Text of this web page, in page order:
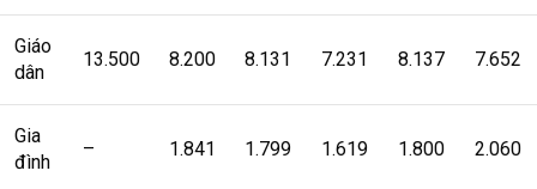
Giáo
dân
13.500 8.200 8.131 7.231 8.137 7.652
Gia
đình
– 1.841 1.799 1.619 1.800 2.060